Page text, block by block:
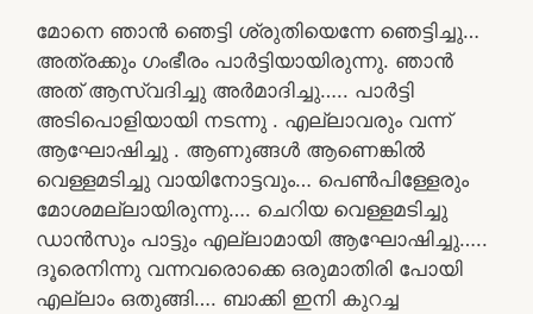
മോനെ ഞാൻ ഞെട്ടി ശ്രുതിയെന്നേ ഞെട്ടിച്ചു…
അത്രക്കും ഗംഭീരം പാർട്ടിയായിരുന്നു. ഞാൻ
അത് ആസ്വദിച്ചു അർമാദിച്ചു….. പാർട്ടി
അടിപൊളിയായി നടന്നു . എല്ലാവരും വന്ന്
ആഘോഷിച്ചു . ആണുങ്ങൾ ആണെങ്കിൽ
വെള്ളമടിച്ചു വായിനോട്ടവും… പെൺപിള്ളേരും
മോശമല്ലായിരുന്നു…. ചെറിയ വെള്ളമടിച്ചു
ഡാൻസും പാട്ടും എല്ലാമായി ആഘോഷിച്ചു…..
ദൂരെനിന്നു വന്നവരൊക്കെ ഒരുമാതിരി പോയി
എല്ലാം ഒതുങ്ങി…. ബാക്കി ഇനി കുറച്ച